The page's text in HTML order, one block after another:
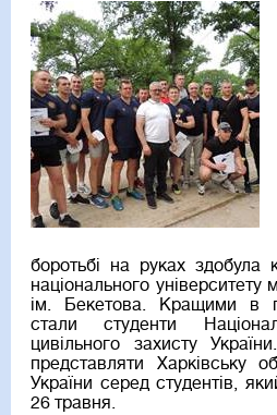
боротьбі на руках здобула
національного університету
ім. Бекетова. Кращими в
стали студенти
цивільного захисту
представляти Харківську
України серед студентів,
26 травня.